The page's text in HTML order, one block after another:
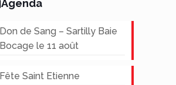
Agenda
Don de Sang – Sartilly Baie
Bocage le 11 août
Fête Saint Etienne